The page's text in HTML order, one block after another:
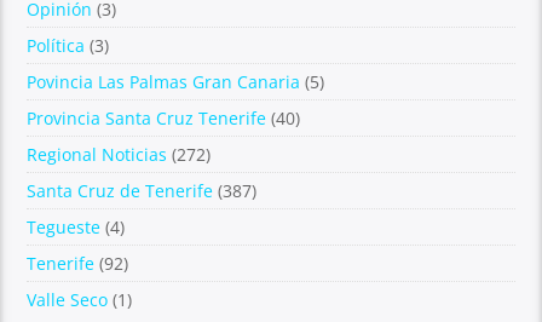
Opinión (3)
Política (3)
Povincia Las Palmas Gran Canaria (5)
Provincia Santa Cruz Tenerife (40)
Regional Noticias (272)
Santa Cruz de Tenerife (387)
Tegueste (4)
Tenerife (92)
Valle Seco (1)